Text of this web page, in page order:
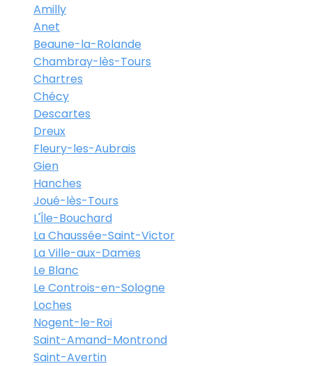
Amilly
Anet
Beaune-la-Rolande
Chambray-lès-Tours
Chartres
Chécy
Descartes
Dreux
Fleury-les-Aubrais
Gien
Hanches
Joué-lès-Tours
L'Île-Bouchard
La Chaussée-Saint-Victor
La Ville-aux-Dames
Le Blanc
Le Controis-en-Sologne
Loches
Nogent-le-Roi
Saint-Amand-Montrond
Saint-Avertin